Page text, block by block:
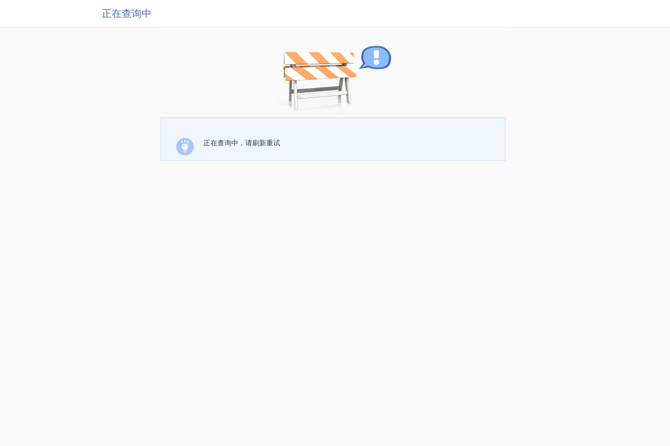
正在查询中
正在查询中，请刷新重试